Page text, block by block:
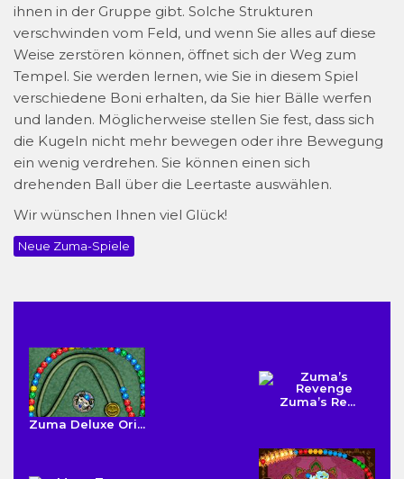
ihnen in der Gruppe gibt. Solche Strukturen
verschwinden vom Feld, und wenn Sie alles auf diese
Weise zerstören können, öffnet sich der Weg zum
Tempel. Sie werden lernen, wie Sie in diesem Spiel
verschiedene Boni erhalten, da Sie hier Bälle werfen
und landen. Möglicherweise stellen Sie fest, dass sich
die Kugeln nicht mehr bewegen oder ihre Bewegung
ein wenig verdrehen. Sie können einen sich
drehenden Ball über die Leertaste auswählen.
Wir wünschen Ihnen viel Glück!
Neue Zuma-Spiele
Zuma Deluxe Ori...
Zuma’s Re...